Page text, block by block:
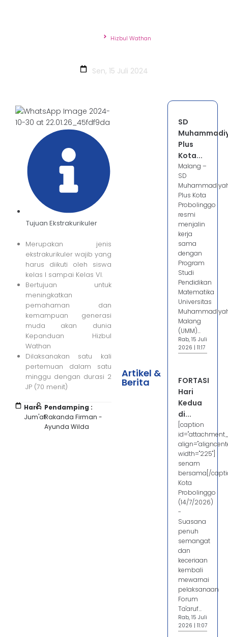
Hizbul Wathan
Sen, 15 Juli 2024
Tujuan Ekstrakurikuler
Merupakan jenis
ekstrakurikuler wajib yang
harus diikuti oleh siswa
kelas I sampai Kelas VI.
Bertujuan untuk
meningkatkan
pemahaman dan
kemampuan generasi
muda akan dunia
Kepanduan Hizbul
Wathan
Dilaksanakan satu kali
pertemuan dalam satu
minggu dengan durasi 2
JP (70 menit)
Hari :
Jum'at
Pendamping :
Rakanda Firman -
Ayunda Wilda
Artikel &
Berita
SD
Plus
Kota...
Malang –
SD
Plus Kota
Probolinggo
resmi
menjalin
kerja
sama
dengan
Program
Studi
Pendidikan
Matematika
Universitas
Malang
(UMM)...
Rab, 15 Juli
2026 | 11:17
FORTASI
Hari
Kedua
di...
[caption
width="225"]
senam
bersama[/
Kota
Probolinggo
(14/7/2026)
-
Suasana
penuh
semangat
dan
keceriaan
kembali
mewarnai
pelaksanaan
Forum
Ta'aruf...
Rab, 15 Juli
2026 | 11:07